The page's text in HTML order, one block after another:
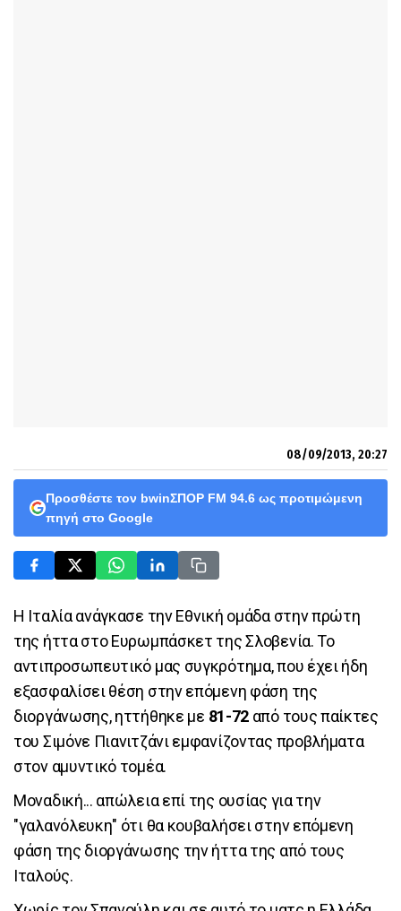
08/09/2013, 20:27
Προσθέστε τον bwinΣΠΟΡ FM 94.6 ως προτιμώμενη
πηγή στο Google
Η Ιταλία ανάγκασε την Εθνική ομάδα στην πρώτη
της ήττα στο Ευρωμπάσκετ της Σλοβενία. Το
αντιπροσωπευτικό μας συγκρότημα, που έχει ήδη
εξασφαλίσει θέση στην επόμενη φάση της
διοργάνωσης, ηττήθηκε με 81-72 από τους παίκτες
του Σιμόνε Πιανιτζάνι εμφανίζοντας προβλήματα
στον αμυντικό τομέα.
Μοναδική... απώλεια επί της ουσίας για την
"γαλανόλευκη" ότι θα κουβαλήσει στην επόμενη
φάση της διοργάνωσης την ήττα της από τους
Ιταλούς.